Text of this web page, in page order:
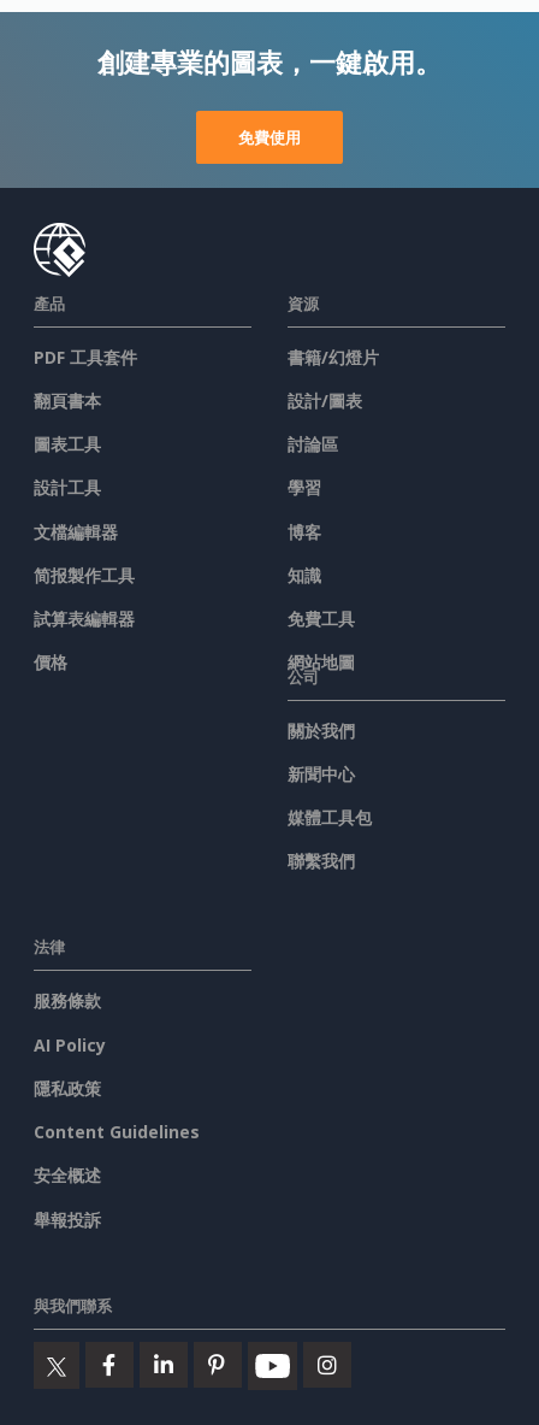
創建專業的圖表，一鍵啟用。
免費使用
產品
PDF 工具套件
翻頁書本
圖表工具
設計工具
文檔編輯器
简报製作工具
試算表編輯器
價格
資源
書籍/幻燈片
設計/圖表
討論區
學習
博客
知識
免費工具
網站地圖
公司
關於我們
新聞中心
媒體工具包
聯繫我們
法律
服務條款
AI Policy
隱私政策
Content Guidelines
安全概述
舉報投訴
與我們聯系